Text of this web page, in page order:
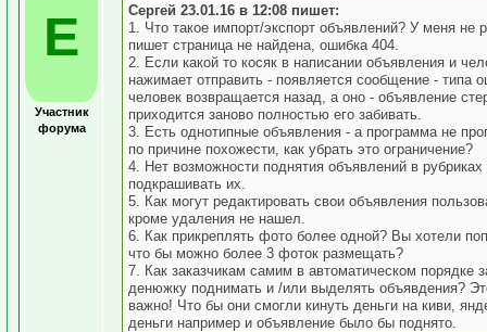
E
Участник
форума
Сергей 23.01.16 в 12:08 пишет:
1. Что такое импорт/экспорт объявлений? У меня не
пишет страница не найдена, ошибка 404.
2. Если какой то косяк в написании объявления и
нажимает отправить - появляется сообщение - типа
человек возвращается назад, а оно - объявление
приходится заново полностью его забивать.
3. Есть однотипные объявления - а программа не
по причине похожести, как убрать это ограничение?
4. Нет возможности поднятия объявлений в рубриках
подкрашивать их.
5. Как могут редактировать свои объявления
кроме удаления не нашел.
6. Как прикреплять фото более одной? Вы хотели
что бы можно более 3 фоток размещать?
7. Как заказчикам самим в автоматическом порядке
денюжку поднимать и /или выделять объявдения?
важно! Что бы они смогли кинуть деньги на киви,
деньги например и объявление было бы поднято.